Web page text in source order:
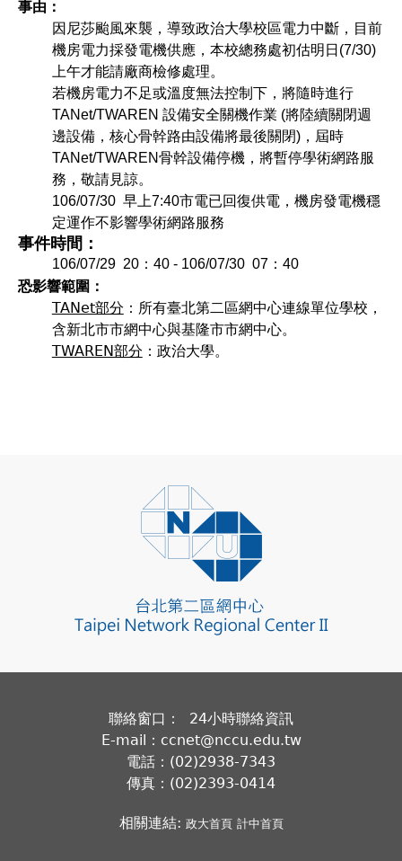
事由：
因尼莎颱風來襲，導致政治大學校區電力中斷，目前
機房電力採發電機供應，本校總務處初估明日(7/30)
上午才能請廠商檢修處理。
若機房電力不足或溫度無法控制下，將隨時進行
TANet/TWAREN 設備安全關機作業 (將陸續關閉週
邊設備，核心骨幹路由設備將最後關閉)，屆時
TANet/TWAREN骨幹設備停機，將暫停學術網路服
務，敬請見諒。
106/07/30 早上7:40市電已回復供電，機房發電機穩
定運作不影響學術網路服務
事件時間：
106/07/29 20：40 - 106/07/30 07：40
恐影響範圍：
TANet部分 ： 所有臺北第二區網中心連線單位學校，
含新北市市網中心與基隆市市網中心。
TWAREN部分 ： 政治大學。
聯絡窗口： 24小時聯絡資訊
E-mail：ccnet@nccu.edu.tw
電話：(02)2938-7343
傳真：(02)2393-0414
相關連結: 政大首頁 計中首頁